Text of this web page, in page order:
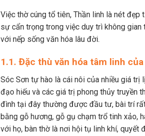
Việc thờ cúng tổ tiên, Thần linh là nét
sự cẩn trọng trong việc duy trì không
với nếp sống văn hóa lâu đời.
1.1. Đặc thù văn hóa tâm linh
Sóc Sơn tự hào là cái nôi của nhiều giá
đạo hiếu và các giá trị phong thủy truyền
đình tại đây thường được đầu tư, bài trí
bằng gỗ hương, gỗ gụ chạm trổ tinh xảo,
với họ, bàn thờ là nơi hội tụ linh khí,